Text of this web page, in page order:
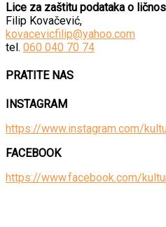
Lice za zaštitu podataka o
Filip Kovačević,
kovacevicfilip@yahoo.com
tel. 060 040 70 74
PRATITE NAS
INSTAGRAM
https://www.instagram.com/
FACEBOOK
https://www.facebook.com/